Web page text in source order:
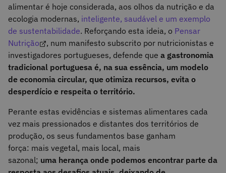
alimentar é hoje considerada, aos olhos da nutrição e da
ecologia modernas, inteligente, saudável e um exemplo
de sustentabilidade. Reforçando esta ideia, o Pensar
Nutrição
, num manifesto subscrito por nutricionistas e
investigadores portugueses, defende que a gastronomia
tradicional portuguesa é, na sua essência, um modelo
de economia circular, que otimiza recursos, evita o
desperdício e respeita o território.
Perante estas evidências e sistemas alimentares cada
vez mais pressionados e distantes dos territórios de
produção, os seus fundamentos base ganham
força: mais vegetal, mais local, mais
sazonal; uma herança onde podemos encontrar parte da